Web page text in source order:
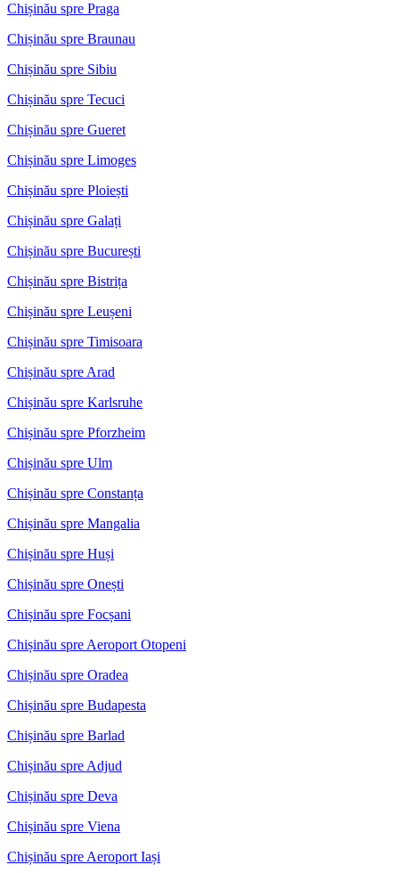
Chișinău spre Praga
Chișinău spre Braunau
Chișinău spre Sibiu
Chișinău spre Tecuci
Chișinău spre Gueret
Chișinău spre Limoges
Chișinău spre Ploiești
Chișinău spre Galați
Chișinău spre București
Chișinău spre Bistrița
Chișinău spre Leușeni
Chișinău spre Timisoara
Chișinău spre Arad
Chișinău spre Karlsruhe
Chișinău spre Pforzheim
Chișinău spre Ulm
Chișinău spre Constanța
Chișinău spre Mangalia
Chișinău spre Huși
Chișinău spre Onești
Chișinău spre Focșani
Chișinău spre Aeroport Otopeni
Chișinău spre Oradea
Chișinău spre Budapesta
Chișinău spre Barlad
Chișinău spre Adjud
Chișinău spre Deva
Chișinău spre Viena
Chișinău spre Aeroport Iași